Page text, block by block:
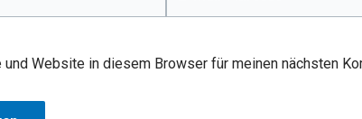
Website in diesem Browser für meinen nächsten